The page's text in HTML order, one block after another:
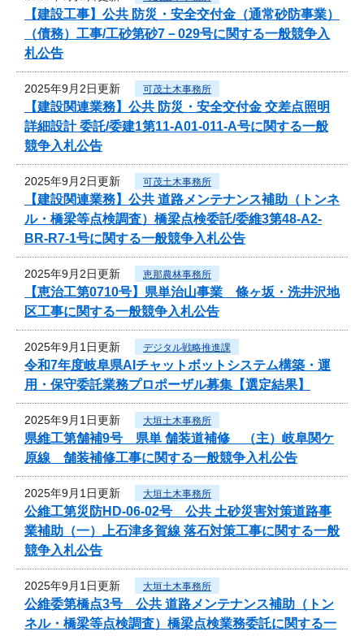
【建設工事】公共 防災・安全交付金（通常砂防事業）
（債務）工事/工砂第砂7－029号に関する一般競争入
札公告
2025年9月2日更新 可茂土木事務所
【建設関連業務】公共 防災・安全交付金 交差点照明
詳細設計 委託/委建1第11-A01-011-A号に関する一般
競争入札公告
2025年9月2日更新 可茂土木事務所
【建設関連業務】公共 道路メンテナンス補助（トンネ
ル・橋梁等点検調査）橋梁点検委託/委維3第48-A2-
BR-R7-1号に関する一般競争入札公告
2025年9月2日更新 恵那農林事務所
【恵治工第0710号】県単治山事業 條ヶ坂・洗井沢地
区工事に関する一般競争入札公告
2025年9月1日更新 デジタル戦略推進課
令和7年度岐阜県AIチャットボットシステム構築・運
用・保守委託業務プロポーザル募集【選定結果】
2025年9月1日更新 大垣土木事務所
県維工第舗補9号 県単 舗装道補修 （主）岐阜関ケ
原線 舗装補修工事に関する一般競争入札公告
2025年9月1日更新 大垣土木事務所
公維工第災防HD-06-02号 公共 土砂災害対策道路事
業補助（一）上石津多賀線 落石対策工事に関する一般
競争入札公告
2025年9月1日更新 大垣土木事務所
公維委第橋点3号 公共 道路メンテナンス補助（トン
ネル・橋梁等点検調査）橋梁点検業務委託に関する一